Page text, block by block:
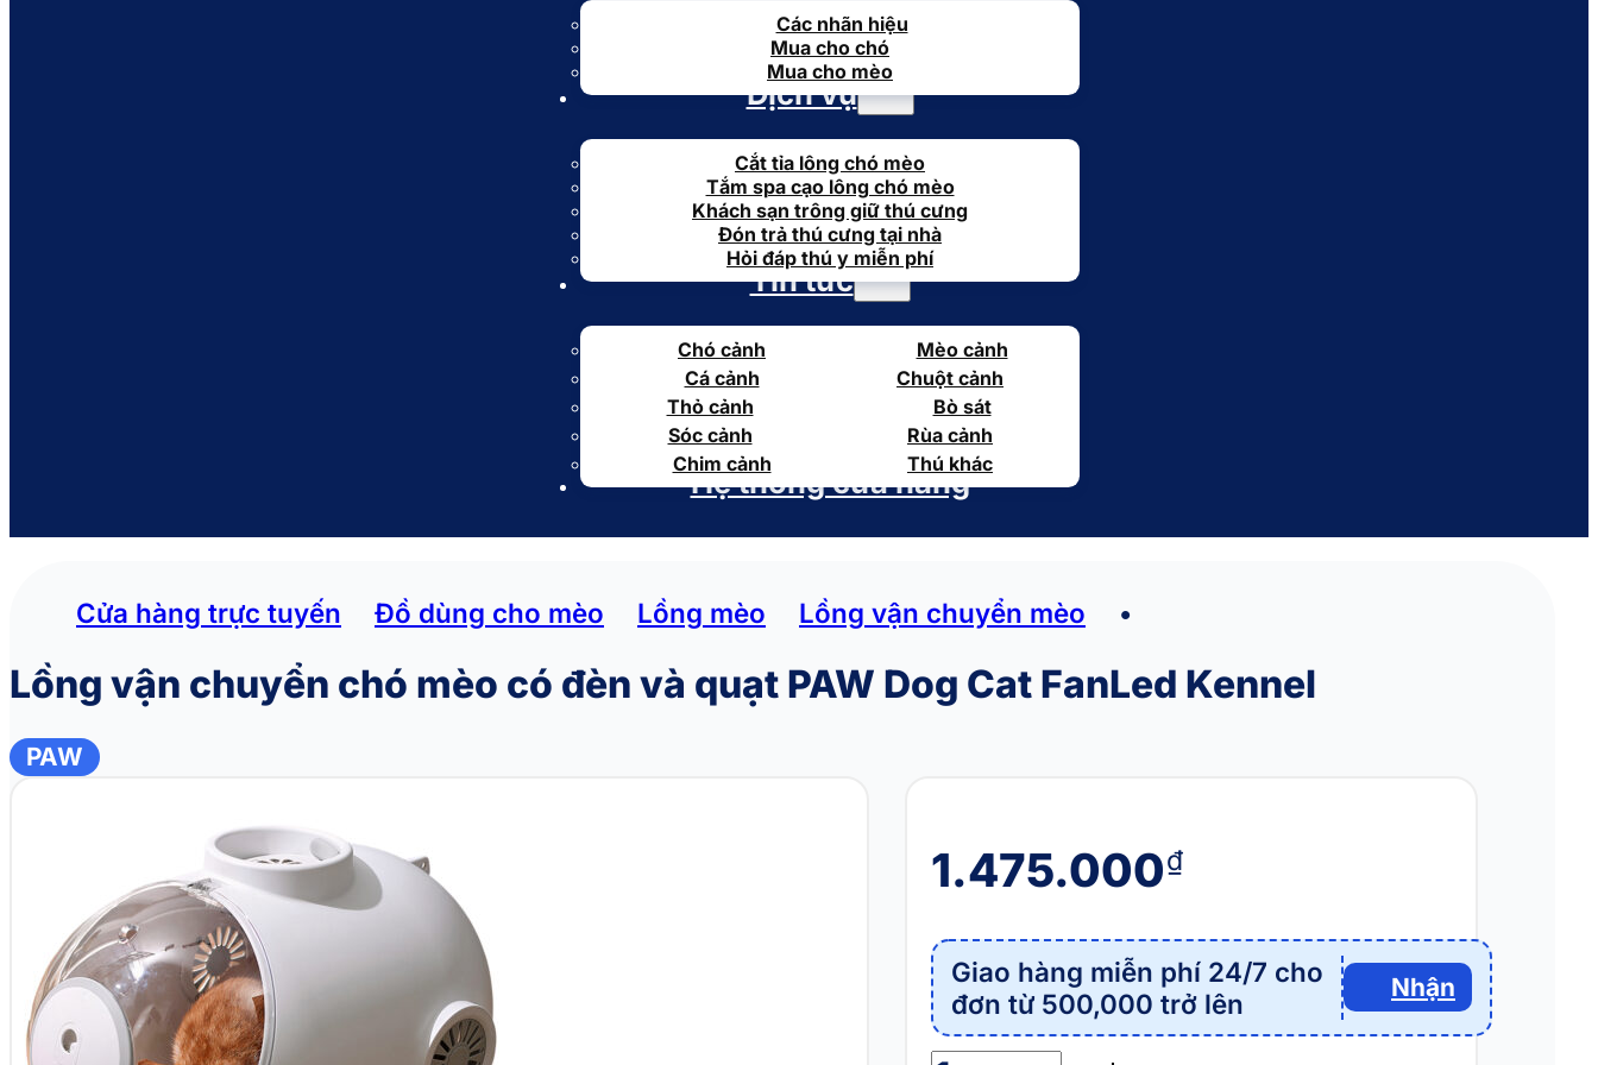
Các nhãn hiệu
Mua cho chó
Mua cho mèo
Dịch vụ
Cắt tỉa lông chó mèo
Tắm spa cạo lông chó mèo
Khách sạn trông giữ thú cưng
Đón trả thú cưng tại nhà
Hỏi đáp thú y miễn phí
Tin tức
Chó cảnh
Mèo cảnh
Cá cảnh
Chuột cảnh
Thỏ cảnh
Bò sát
Sóc cảnh
Rùa cảnh
Chim cảnh
Thú khác
Hệ thống cửa hàng
Cửa hàng trực tuyến Đồ dùng cho mèo Lồng mèo Lồng vận chuyển mèo •
Lồng vận chuyển chó mèo có đèn và quạt PAW Dog Cat FanLed Kennel
PAW
1.475.000₫
Giao hàng miễn phí 24/7 cho
đơn từ 500,000 trở lên
Nhận